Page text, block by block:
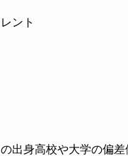
ント
出身高校や大学の偏